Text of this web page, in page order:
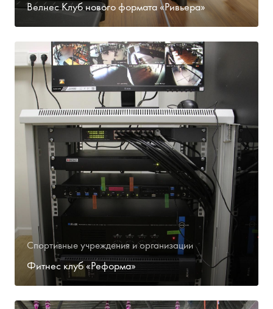
Велнес Клуб нового формата «Ривьера»
Спортивные учреждения и организации
Фитнес клуб «Реформа»